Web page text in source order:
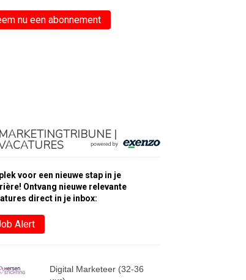
nu een abonnement
MARKETINGTRIBUNE |
voor een nieuwe stap in je
Ontvang nieuwe relevante
direct in je inbox:
Alert
Digital Marketeer (32-36